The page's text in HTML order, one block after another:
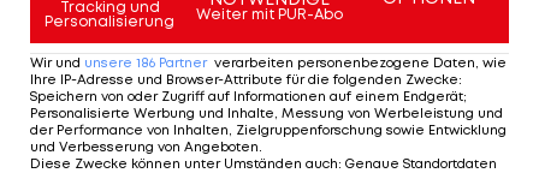
Prozent bei Distanzwürfen.
Kein Wunder also, dass der ÖBV-Teamchef in
Heidegger einen "Schlüsselfaktor" sieht, wenn es
ums Punkten geht. Der Guard sei ein "kreativer
Tracking und
Personalisierung
Weiter mit PUR-Abo
Wir und unsere 186 Partner verarbeiten personenbezogene Daten, wie
Ihre IP-Adresse und Browser-Attribute für die folgenden Zwecke:
Speichern von oder Zugriff auf Informationen auf einem Endgerät;
Personalisierte Werbung und Inhalte, Messung von Werbeleistung und
der Performance von Inhalten, Zielgruppenforschung sowie Entwicklung
und Verbesserung von Angeboten
Diese Zwecke können unter Umständen auch: Genaue Standortdaten